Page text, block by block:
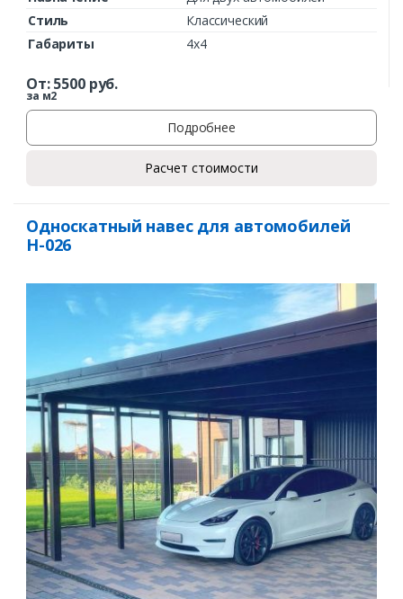
Заказать
Ваш телефон*
Комментарий к заказу
Стиль
Классический
Габариты
4х4
От:5500руб.
за м2
Подробнее
Расчет стоимости
Односкатный навес для автомобилей
Н-026